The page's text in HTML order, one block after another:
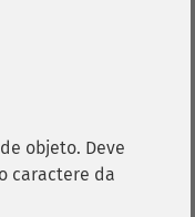
objeto. Deve
caractere da